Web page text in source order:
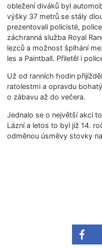
obležení diváků byl
výšky 37 metrů se stály
prezentovali policisté,
záchranná služba Royal
lezců a možnost šplhání
les a Paintball. Přiletěl i
Už od ranních hodin
ratolestmi a opravdu
o zábavu až do večera.
Jednalo se o největší akci
Lázní a letos to byl již 14.
odměnou úsměvy stovky